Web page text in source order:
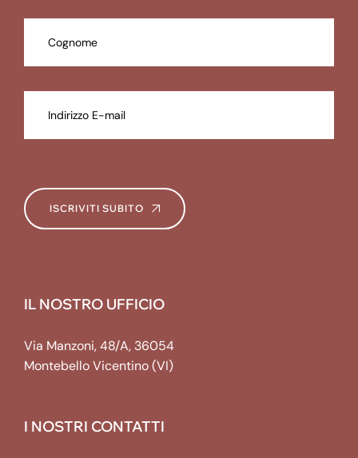
ISCRIVITI SUBITO
IL NOSTRO UFFICIO
Via Manzoni, 48/A, 36054
Montebello Vicentino (VI)
I NOSTRI CONTATTI